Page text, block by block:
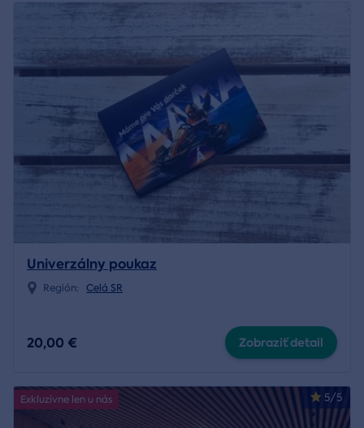
Univerzálny poukaz
Región: Celá SR
20,00 € Zobraziť detail
5/5
Exkluzívne len u nás